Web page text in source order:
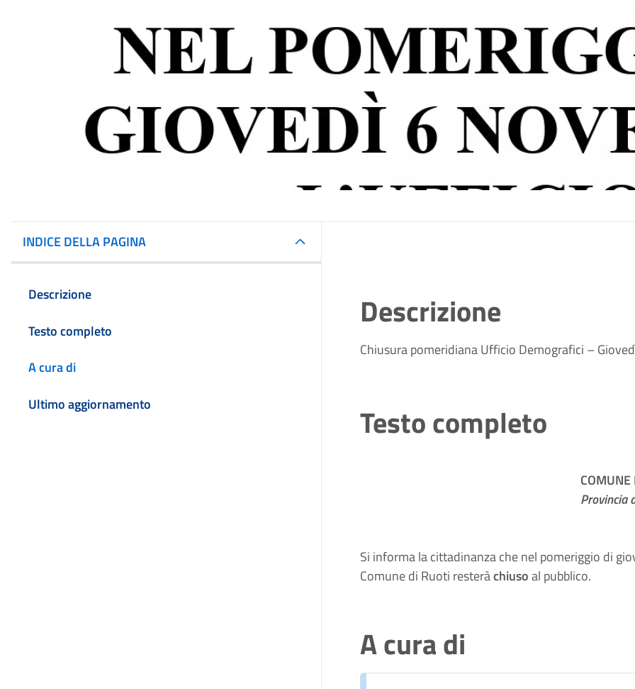
INDICE DELLA PAGINA
Descrizione
Testo completo
A cura di
Ultimo aggiornamento
Descrizione
Chiusura pomeridiana Ufficio Demografici –
Testo completo
Provincia
Si informa la cittadinanza che nel pomeriggio di
Comune di Ruoti resteràchiusoal pubblico.
A cura di